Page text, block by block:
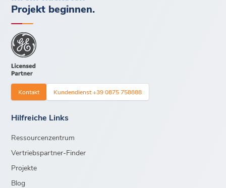
Projekt beginnen.
Kontakt Kundendienst +39 0875 758888
Hilfreiche Links
Ressourcenzentrum
Vertriebspartner-Finder
Projekte
Blog